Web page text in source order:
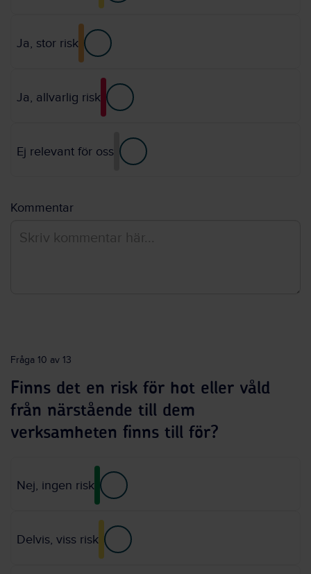
Ja, stor risk
Ja, allvarlig risk
Ej relevant för oss
Kommentar
Fråga 10 av 13
Finns det en risk för hot eller våld
från närstående till dem
verksamheten finns till för?
Nej, ingen risk
Delvis, viss risk